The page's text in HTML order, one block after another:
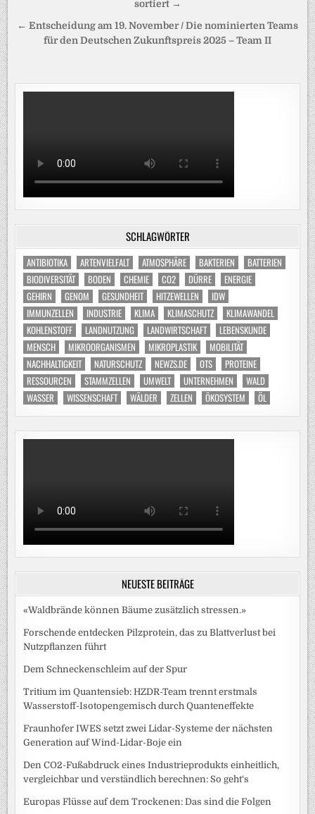
sortiert →
← Entscheidung am 19. November / Die nominierten Teams
für den Deutschen Zukunftspreis 2025 – Team II
SCHLAGWÖRTER
ANTIBIOTIKA ARTENVIELFALT ATMOSPHÄRE BAKTERIEN
BATTERIEN
BIODIVERSITÄT
BODEN CHEMIE CO2 DÜRRE
ENERGIE
GEHIRN
GENOM GESUNDHEIT HITZEWELLEN
IDW
IMMUNZELLEN
INDUSTRIE KLIMA KLIMASCHUTZ
KLIMAWANDEL
KOHLENSTOFF
LANDNUTZUNG LANDWIRTSCHAFT
LEBENSKUNDE
MENSCH
MIKROORGANISMEN MIKROPLASTIK
MOBILITÄT
NACHHALTIGKEIT
NATURSCHUTZ NEWZS.DE OTS
PROTEINE
RESSOURCEN
STAMMZELLEN UMWELT UNTERNEHMEN
WALD
WASSER
WISSENSCHAFT WÄLDER ZELLEN ÖKOSYSTEM ÖL
NEUESTE BEITRÄGE
«Waldbrände können Bäume zusätzlich stressen.»
Forschende entdecken Pilzprotein, das zu Blattverlust bei
Nutzpflanzen führt
Dem Schneckenschleim auf der Spur
Tritium im Quantensieb: HZDR-Team trennt erstmals
Wasserstoff-Isotopengemisch durch Quanteneffekte
Fraunhofer IWES setzt zwei Lidar-Systeme der nächsten
Generation auf Wind-Lidar-Boje ein
Den CO2-Fußabdruck eines Industrieprodukts einheitlich,
vergleichbar und verständlich berechnen: So geht‘s
Europas Flüsse auf dem Trockenen: Das sind die Folgen